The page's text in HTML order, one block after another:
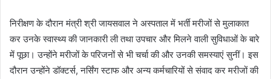
निरीक्षण के दौरान मंत्री श्री जायसवाल ने अस्पताल में भर्ती मरीजों से मुलाकात
कर उनके स्वास्थ्य की जानकारी ली तथा उपचार और मिलने वाली सुविधाओं के बारे
में पूछा। उन्होंने मरीजों के परिजनों से भी चर्चा की और उनकी समस्याएं सुनीं। इस
दौरान उन्होंने डॉक्टर्स, नर्सिंग स्टाफ और अन्य कर्मचारियों से संवाद कर मरीजों की